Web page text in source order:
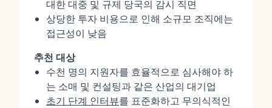
대한 대중 및 규제 당국의 감시 직면
상당한 투자 비용으로 인해 소규모 조직에는
접근성이 낮음
추천 대상
수천 명의 지원자를 효율적으로 심사해야 하
는 소매 및 컨설팅과 같은 산업의 대기업
초기 단계 인터뷰를 표준화하고 무의식적인